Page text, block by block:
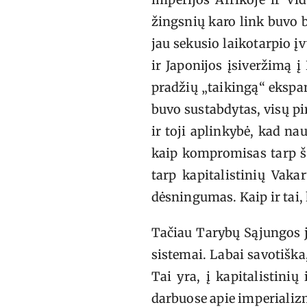
žingsnių karo link buvo
jau sekusio laikotarpio
ir Japonijos įsiveržimą
pradžių „taikingą“
buvo sustabdytas, visų
ir toji aplinkybė, kad
kaip kompromisas tarp
tarp kapitalistinių
dėsningumas. Kaip ir
Tačiau Tarybų
sistemai. Labai
Tai yra, į kapitalistinių
darbuose apie